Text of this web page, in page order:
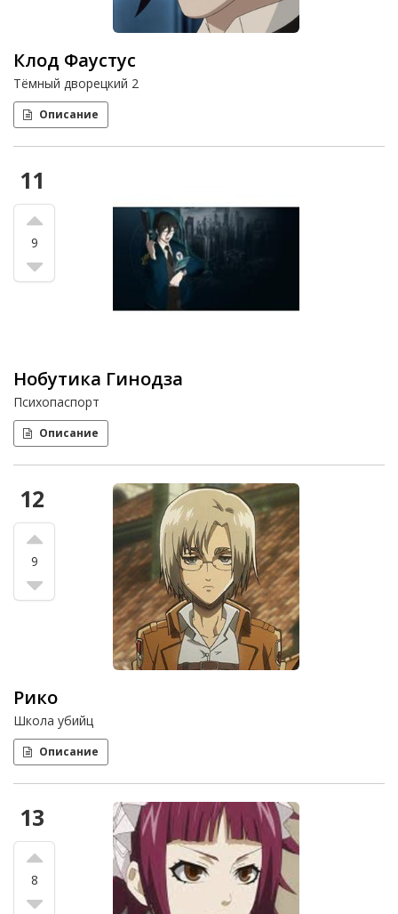
Клод Фаустус
Тёмный дворецкий 2
Описание
11
9
Нобутика Гинодза
Психопаспорт
Описание
12
9
Рико
Школа убийц
Описание
13
8